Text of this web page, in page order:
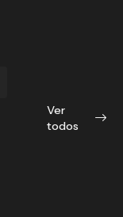
Ver
todos